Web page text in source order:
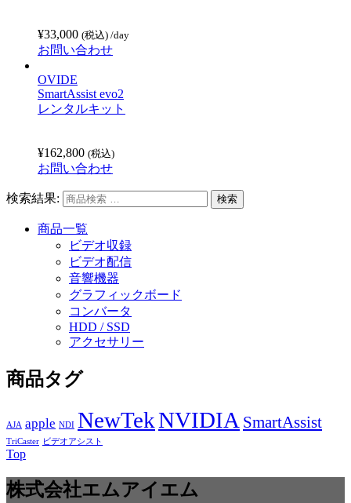
¥33,000 (税込) /day
お問い合わせ
OVIDE
SmartAssist evo2
レンタルキット
¥162,800 (税込)
お問い合わせ
検索結果:
商品一覧
ビデオ収録
ビデオ配信
音響機器
グラフィックボード
コンバータ
HDD / SSD
アクセサリー
商品タグ
AJA apple NDI NewTekNVIDIA SmartAssist
TriCaster ビデオアシスト
Top
株式会社エムアイエム